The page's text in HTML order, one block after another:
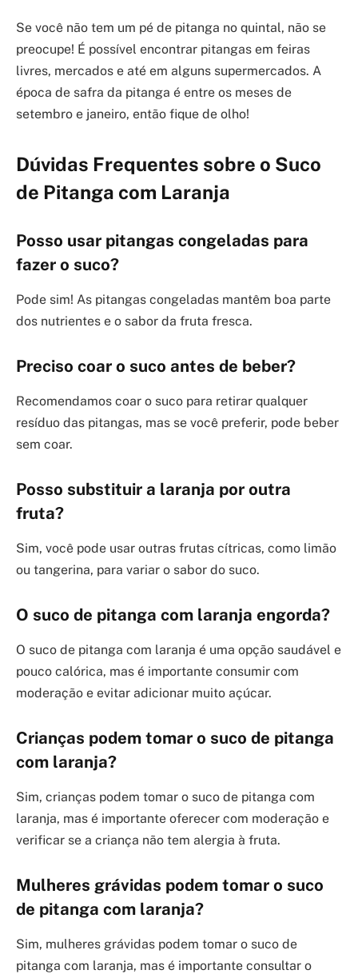
Se você não tem um pé de pitanga no quintal, não se
preocupe! É possível encontrar pitangas em feiras
livres, mercados e até em alguns supermercados. A
época de safra da pitanga é entre os meses de
setembro e janeiro, então fique de olho!
Dúvidas Frequentes sobre o Suco
de Pitanga com Laranja
Posso usar pitangas congeladas para
fazer o suco?
Pode sim! As pitangas congeladas mantêm boa parte
dos nutrientes e o sabor da fruta fresca.
Preciso coar o suco antes de beber?
Recomendamos coar o suco para retirar qualquer
resíduo das pitangas, mas se você preferir, pode beber
sem coar.
Posso substituir a laranja por outra
fruta?
Sim, você pode usar outras frutas cítricas, como limão
ou tangerina, para variar o sabor do suco.
O suco de pitanga com laranja engorda?
O suco de pitanga com laranja é uma opção saudável e
pouco calórica, mas é importante consumir com
moderação e evitar adicionar muito açúcar.
Crianças podem tomar o suco de pitanga
com laranja?
Sim, crianças podem tomar o suco de pitanga com
laranja, mas é importante oferecer com moderação e
verificar se a criança não tem alergia à fruta.
Mulheres grávidas podem tomar o suco
de pitanga com laranja?
Sim, mulheres grávidas podem tomar o suco de
pitanga com laranja, mas é importante consultar o